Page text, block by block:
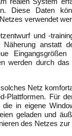
Diese Daten
verwendet
und -
anstatt
werden durch
Netz
Plattformen. Für
die in eigene
geladen und
des Netzes zur